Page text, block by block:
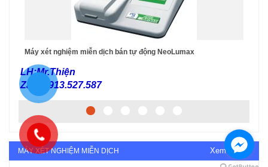
Máy xét nghiệm miễn dịch bán tự động NeoLumax
MÁY XÉT NGHIỆM MIỄN DỊCH Xem tất cả
LH:Mr.Thiện
Zalo:0913.527.587